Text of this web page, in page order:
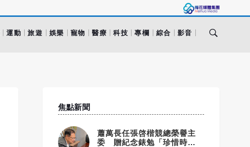
運動 旅遊 娛樂 寵物 醫療 科技 專欄 綜合 影音
焦點新聞
蕭萬長任張啓楷競總榮譽主
委 贈紀念錶勉「珍惜時間、